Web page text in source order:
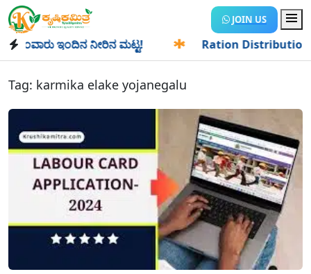
JOIN US
ಇಂದಿನ ನೀರಿನ ಮಟ್ಟ! Ration Distribution-
Tag: karmika elake yojanegalu